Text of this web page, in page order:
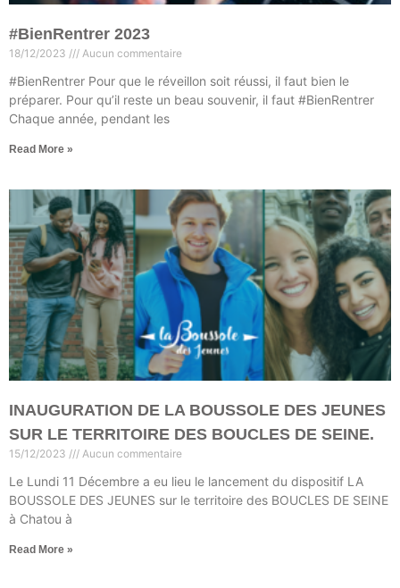
#BienRentrer 2023
18/12/2023 Aucun commentaire
#BienRentrer Pour que le réveillon soit réussi, il faut bien le
préparer. Pour qu’il reste un beau souvenir, il faut #BienRentrer
Chaque année, pendant les
Read More »
INAUGURATION DE LA BOUSSOLE DES JEUNES
SUR LE TERRITOIRE DES BOUCLES DE SEINE.
15/12/2023 Aucun commentaire
Le Lundi 11 Décembre a eu lieu le lancement du dispositif LA
BOUSSOLE DES JEUNES sur le territoire des BOUCLES DE SEINE
à Chatou à
Read More »